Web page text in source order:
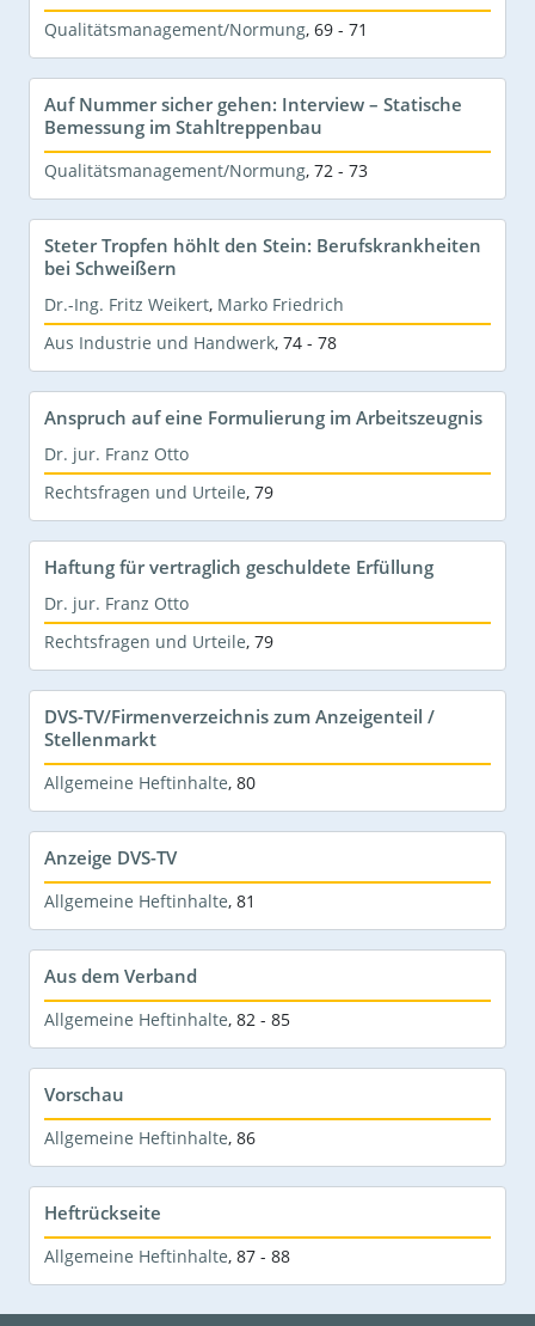
Qualitätsmanagement/Normung, 69 - 71
Auf Nummer sicher gehen: Interview – Statische
Bemessung im Stahltreppenbau
Qualitätsmanagement/Normung, 72 - 73
Steter Tropfen höhlt den Stein: Berufskrankheiten
bei Schweißern
Dr.-Ing. Fritz Weikert, Marko Friedrich
Aus Industrie und Handwerk, 74 - 78
Anspruch auf eine Formulierung im Arbeitszeugnis
Dr. jur. Franz Otto
Rechtsfragen und Urteile, 79
Haftung für vertraglich geschuldete Erfüllung
Dr. jur. Franz Otto
Rechtsfragen und Urteile, 79
DVS-TV/Firmenverzeichnis zum Anzeigenteil /
Stellenmarkt
Allgemeine Heftinhalte, 80
Anzeige DVS-TV
Allgemeine Heftinhalte, 81
Aus dem Verband
Allgemeine Heftinhalte, 82 - 85
Vorschau
Allgemeine Heftinhalte, 86
Heftrückseite
Allgemeine Heftinhalte, 87 - 88